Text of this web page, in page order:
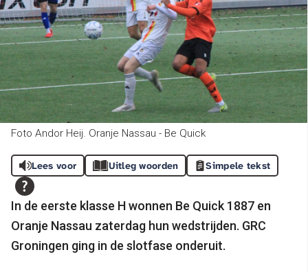
Foto Andor Heij. Oranje Nassau - Be Quick
Lees voor Uitleg woorden Simpele tekst
In de eerste klasse H wonnen Be Quick 1887 en
Oranje Nassau zaterdag hun wedstrijden. GRC
Groningen ging in de slotfase onderuit.